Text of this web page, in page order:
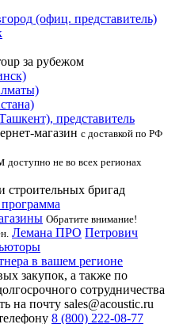
(офиц. представитель)
за рубежом
представитель
магазин с доставкой по РФ
доступно не во всех регионах
строительных бригад
Обратите внимание!
Лемана ПРО Петрович
в вашем регионе
закупок, а также по
сотрудничества
на почту sales@acoustic.ru
8 (800) 222-08-77